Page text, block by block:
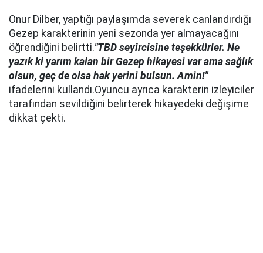
Onur Dilber, yaptığı paylaşımda severek canlandırdığı
Gezep karakterinin yeni sezonda yer almayacağını
öğrendiğini belirtti."TBD seyircisine teşekkürler. Ne
yazık ki yarım kalan bir Gezep hikayesi var ama sağlık
olsun, geç de olsa hak yerini bulsun. Amin!"
ifadelerini kullandı.Oyuncu ayrıca karakterin izleyiciler
tarafından sevildiğini belirterek hikayedeki değişime
dikkat çekti.